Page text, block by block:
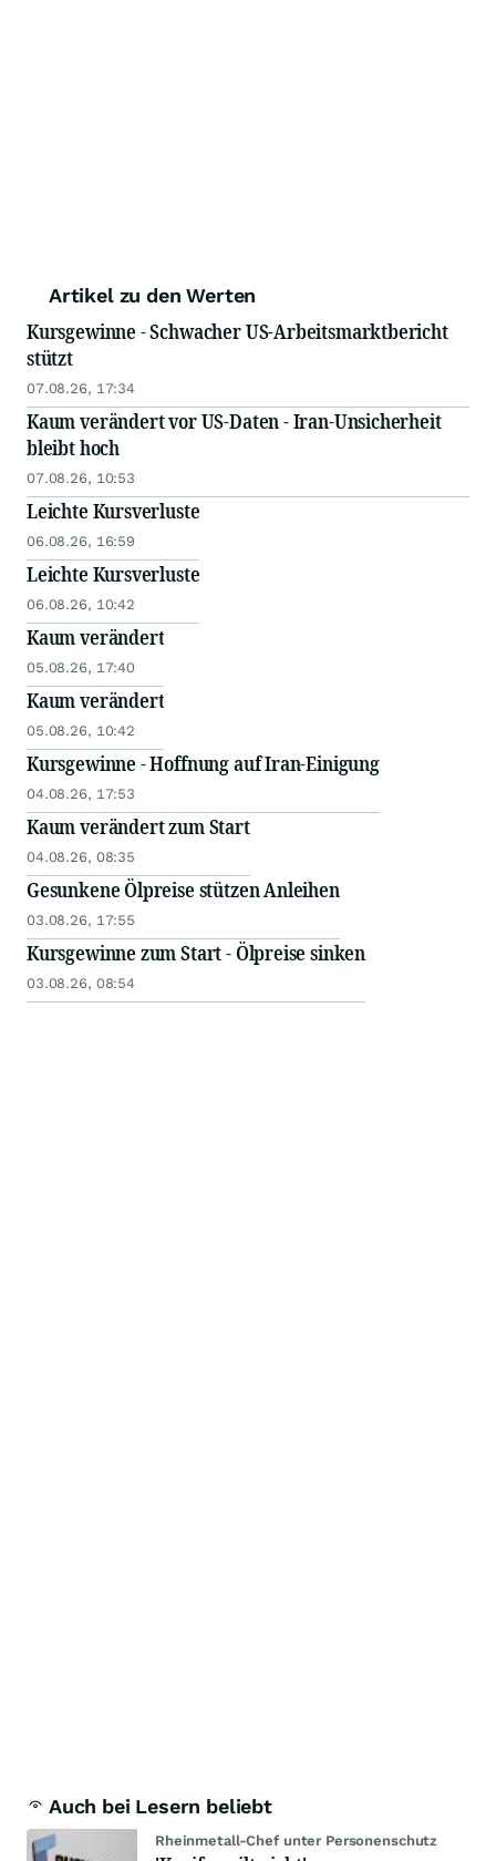
Artikel zu den Werten
Kursgewinne - Schwacher US-Arbeitsmarktbericht
stützt
07.08.26, 17:34
Kaum verändert vor US-Daten - Iran-Unsicherheit
bleibt hoch
07.08.26, 10:53
Leichte Kursverluste
06.08.26, 16:59
Leichte Kursverluste
06.08.26, 10:42
Kaum verändert
05.08.26, 17:40
Kaum verändert
05.08.26, 10:42
Kursgewinne - Hoffnung auf Iran-Einigung
04.08.26, 17:53
Kaum verändert zum Start
04.08.26, 08:35
Gesunkene Ölpreise stützen Anleihen
03.08.26, 17:55
Kursgewinne zum Start - Ölpreise sinken
03.08.26, 08:54
Auch bei Lesern beliebt
Rheinmetall-Chef unter Personenschutz